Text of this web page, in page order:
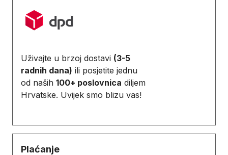
Uživajte u brzoj dostavi (3-5
radnih dana) ili posjetite jednu
od naših 100+ poslovnica diljem
Hrvatske. Uvijek smo blizu vas!
Plaćanje